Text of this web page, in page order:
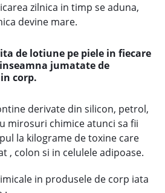
zilnica in timp se aduna,
devine mare.
de lotiune pe piele in fiecare
jumatate de
corp.
derivate din silicon, petrol,
mirosuri chimice atunci sa fii
la kilograme de toxine care
, colon si in celulele adipoase.
in produsele de corp iata